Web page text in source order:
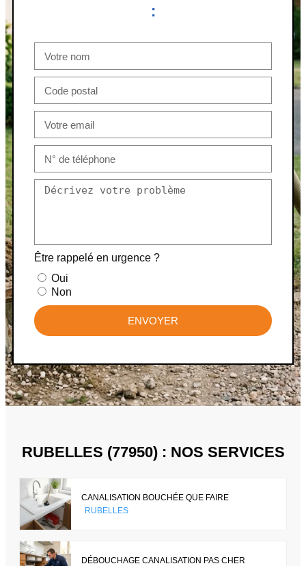
:
Être rappelé en urgence ?
Oui
Non
ENVOYER
RUBELLES (77950) : NOS SERVICES
CANALISATION BOUCHÉE QUE FAIRE
RUBELLES
DÉBOUCHAGE CANALISATION PAS CHER